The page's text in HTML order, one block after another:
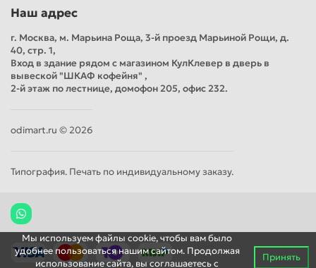
Наш адрес
г. Москва, м. Марьина Роща, 3-й проезд Марьиной Рощи, д.
40, стр. 1,
Вход в здание рядом с магазином КулКлевер в дверь в
вывеской "ШКАФ кофейня" ,
2-й этаж по лестнице, домофон 205, офис 232.
odimart.ru © 2026
Типография. Печать по индивидуальному заказу.
Мы используем файлы cookie, чтобы вам было
удобнее пользоваться нашим сайтом. Продолжая
использование сайта, вы соглашаетесь c
Принять